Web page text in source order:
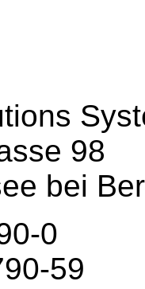
98
bei
0
59